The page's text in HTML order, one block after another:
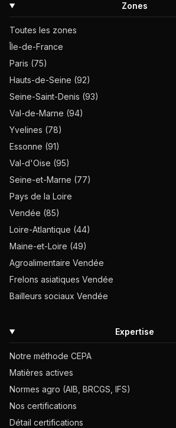
Zones
Toutes les zones
Île-de-France
Paris (75)
Hauts-de-Seine (92)
Seine-Saint-Denis (93)
Val-de-Marne (94)
Yvelines (78)
Essonne (91)
Val-d'Oise (95)
Seine-et-Marne (77)
Pays de la Loire
Vendée (85)
Loire-Atlantique (44)
Maine-et-Loire (49)
Agroalimentaire Vendée
Frelons asiatiques Vendée
Bailleurs sociaux Vendée
Expertise
Notre méthode CEPA
Matières actives
Normes agro (AIB, BRCGS, IFS)
Nos certifications
Détail certifications